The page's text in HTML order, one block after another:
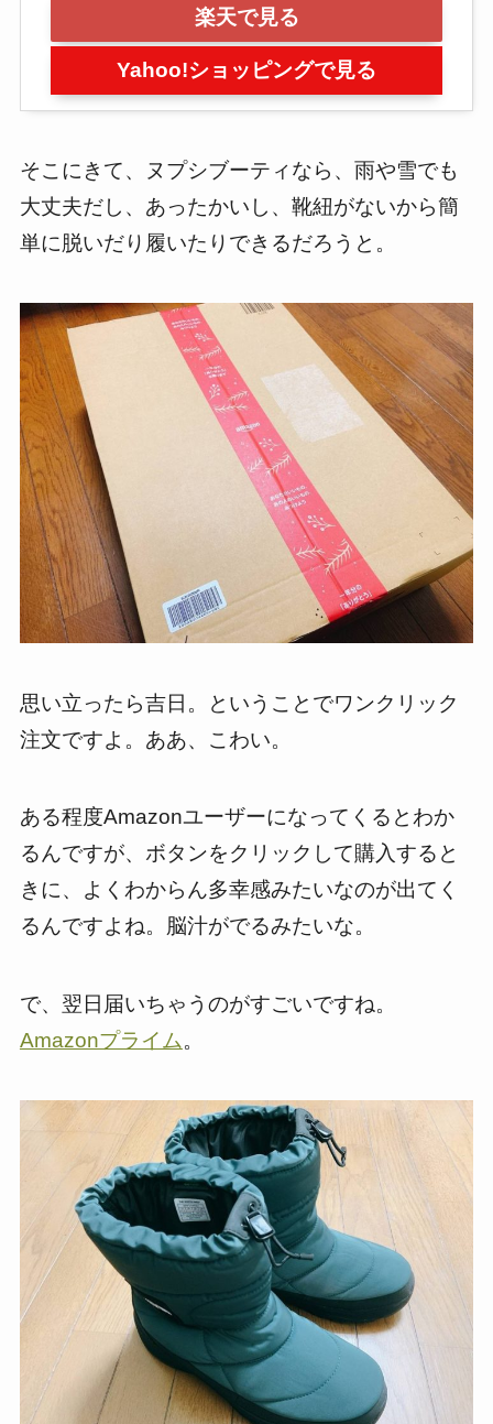
楽天で見る
Yahoo!ショッピングで見る
そこにきて、ヌプシブーティなら、雨や雪でも
大丈夫だし、あったかいし、靴紐がないから簡
単に脱いだり履いたりできるだろうと。
思い立ったら吉日。ということでワンクリック
注文ですよ。ああ、こわい。
ある程度Amazonユーザーになってくるとわか
るんですが、ボタンをクリックして購入すると
きに、よくわからん多幸感みたいなのが出てく
るんですよね。脳汁がでるみたいな。
で、翌日届いちゃうのがすごいですね。
Amazonプライム。